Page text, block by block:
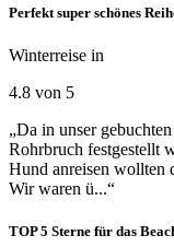
Perfekt super schönes
Winterreise in
4.8 von 5
„Da in unser
Rohrbruch festgestellt
Hund anreisen wollten
Wir waren ü...“
TOP 5 Sterne für das